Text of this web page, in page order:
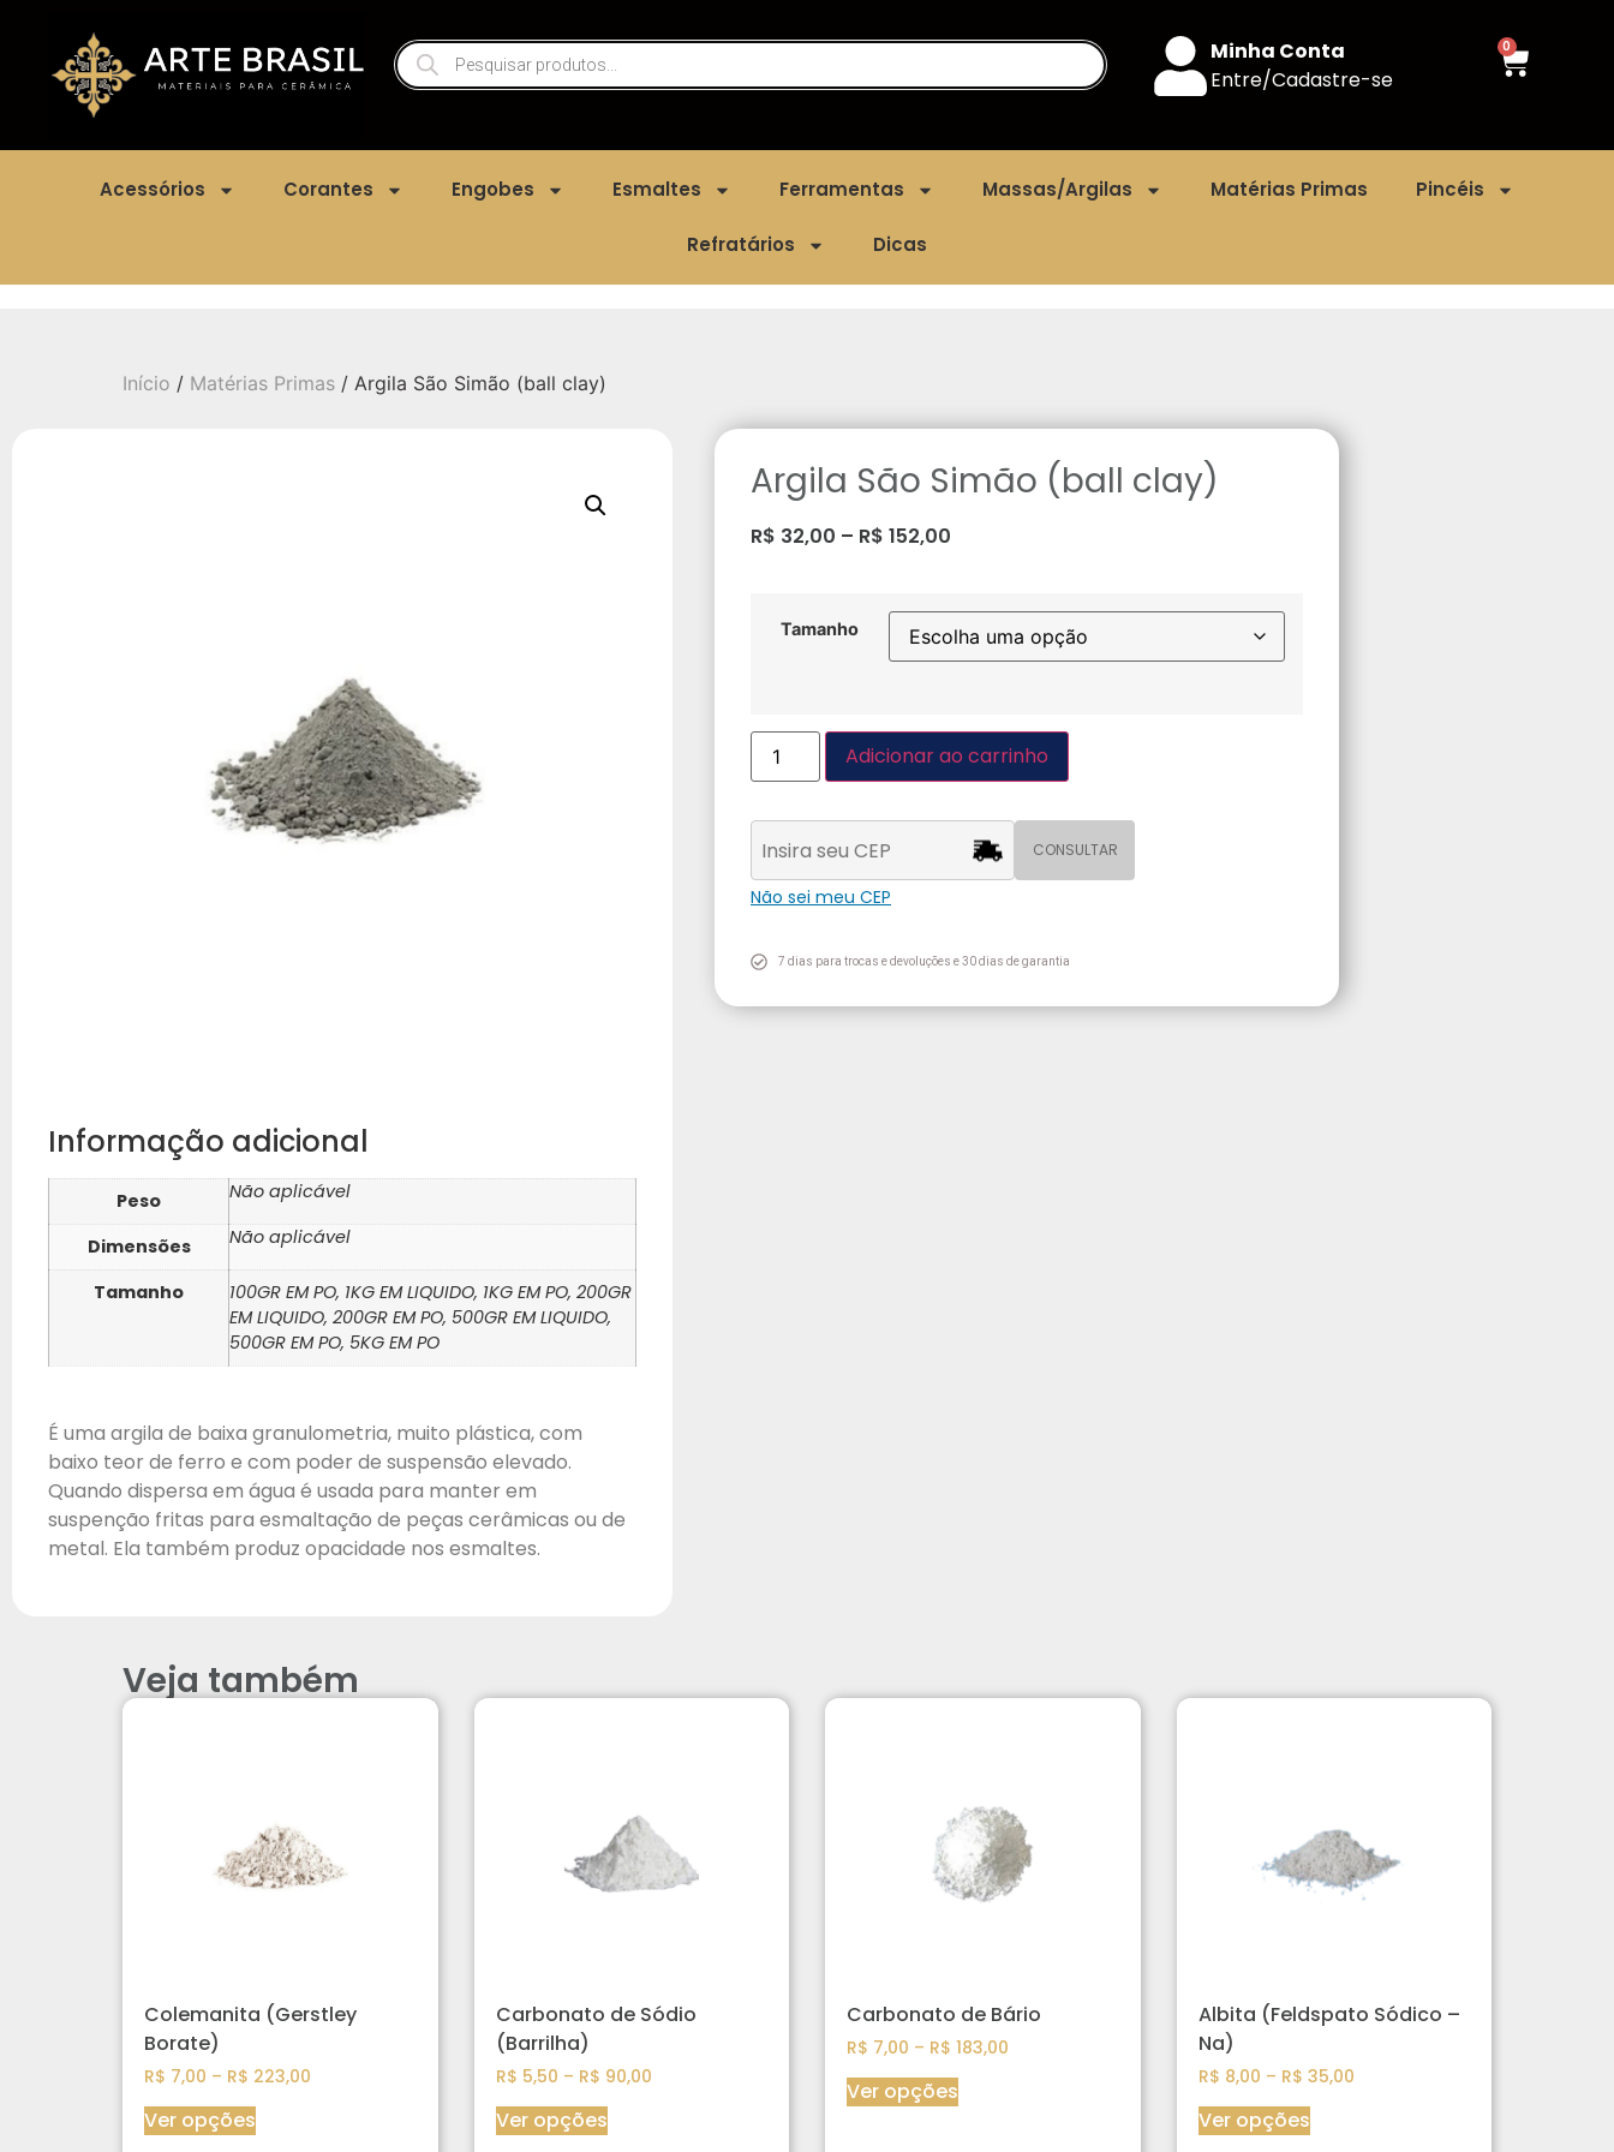
Minha Conta
Entre/Cadastre-se
0
Acessórios Corantes Engobes Esmaltes Ferramentas Massas/Argilas Matérias Primas Pincéis
Refratários Dicas
Início / Matérias Primas / Argila São Simão (ball clay)
Informação adicional
Peso Não aplicável
Dimensões Não aplicável
Tamanho
100GR EM PO, 1KG EM LIQUIDO, 1KG EM PO, 200GR
EM LIQUIDO, 200GR EM PO, 500GR EM LIQUIDO,
500GR EM PO, 5KG EM PO
É uma argila de baixa granulometria, muito plástica, com
baixo teor de ferro e com poder de suspensão elevado.
Quando dispersa em água é usada para manter em
suspenção fritas para esmaltação de peças cerâmicas ou de
metal. Ela também produz opacidade nos esmaltes.
Argila São Simão (ball clay)
R$ 32,00 – R$ 152,00
Tamanho
Adicionar ao carrinho
CONSULTAR
Não sei meu CEP
7 dias para trocas e devoluções e 30 dias de garantia
Veja também
Colemanita (Gerstley
Borate)
R$ 7,00 – R$ 223,00
Ver opções
Carbonato de Sódio
(Barrilha)
R$ 5,50 – R$ 90,00
Ver opções
Carbonato de Bário
R$ 7,00 – R$ 183,00
Ver opções
Albita (Feldspato Sódico –
Na)
R$ 8,00 – R$ 35,00
Ver opções